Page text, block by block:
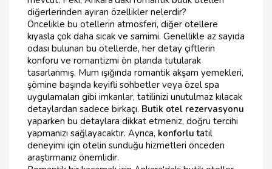
diğerlerinden ayıran özellikler nelerdir?
Öncelikle bu otellerin atmosferi, diğer otellere
kıyasla çok daha sıcak ve samimi. Genellikle az sayıda
odası bulunan bu otellerde, her detay çiftlerin
konforu ve romantizmi ön planda tutularak
tasarlanmış. Mum ışığında romantik akşam yemekleri,
şömine başında keyifli sohbetler veya özel spa
uygulamaları gibi imkanlar, tatilinizi unutulmaz kılacak
detaylardan sadece birkaçı. Butik otel rezervasyonu
yaparken bu detaylara dikkat etmeniz, doğru tercihi
yapmanızı sağlayacaktır. Ayrıca, konforlu tatil
deneyimi için otelin sunduğu hizmetleri önceden
araştırmanız önemlidir.